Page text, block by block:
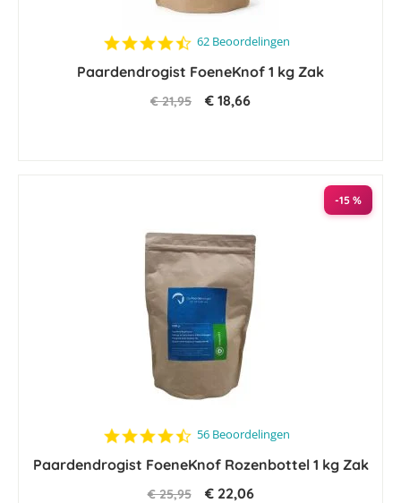
4.7
rating
62 Beoordelingen
Paardendrogist FoeneKnof 1 kg Zak
€ 21,95 € 18,66
-15 %
4.4
rating
56 Beoordelingen
Paardendrogist FoeneKnof Rozenbottel 1 kg Zak
€ 25,95 € 22,06